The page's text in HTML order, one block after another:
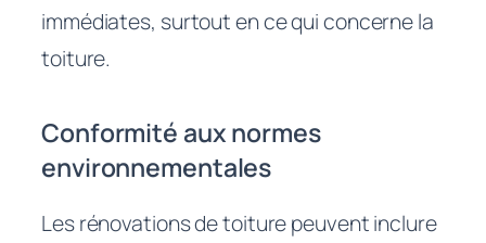
immédiates, surtout en ce qui concerne la
toiture.
Conformité aux normes
environnementales
Les rénovations de toiture peuvent inclure